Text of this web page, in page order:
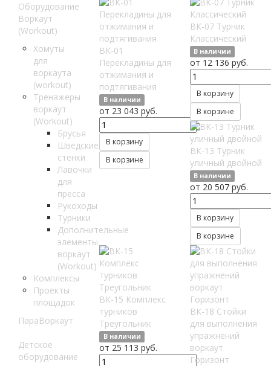
Оборудование
Воркаут
(Workout)
Хомуты
для
воркаута
(workout)
Тренажеры
воркаут
(Workout)
Брусья
Шведские
стенки
Лавочки
для
пресса
Рукоходы
Турники
Дополнительные
элементы
воркаут
(Workout)
Комплексы
Проекты
площадок
ПараВоркаут
Детское
оборудование
ВК-01
Перекладины для
отжимания и
подтягивания
В наличии
от 23 043 руб.
В корзину
В корзине
ВК-07 Турник
Классический
В наличии
от 12 136 руб.
В корзину
В корзине
ВК-13 Турник
уличный двойной
В наличии
от 20 507 руб.
В корзину
В корзине
ВК-15 Комплекс
турников
Треугольник
В наличии
от 25 113 руб.
ВК-18 Стойки
для выполнения
упражнений
воркаут
Горизонт